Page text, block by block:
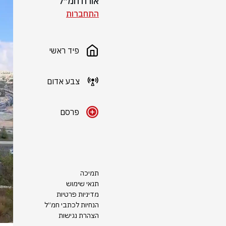
התחברות
פיד ראשי
צבע אדום
פרסם
תמיכה
תנאי שימוש
מדיניות פרטיות
הנחיות לכתבי חמ״ל
הצהרת נגישות